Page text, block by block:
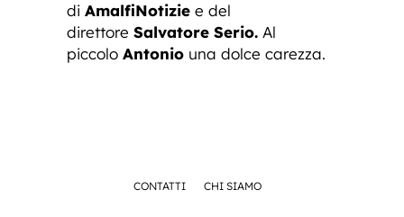
di AmalfiNotizie e del
direttore Salvatore Serio. Al
piccolo Antonio una dolce carezza.
CONTATTI CHI SIAMO